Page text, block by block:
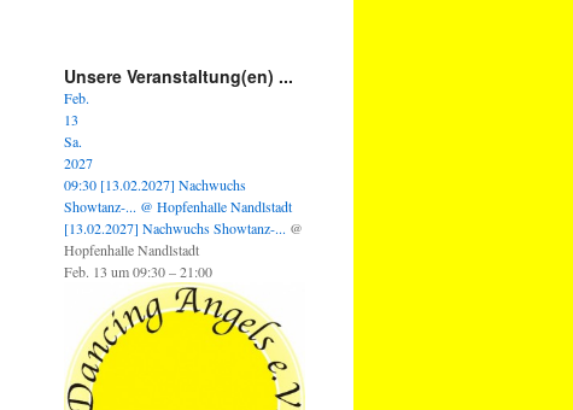
Unsere Veranstaltung(en) ...
Feb.
13
Sa.
2027
09:30 [13.02.2027] Nachwuchs
Showtanz-... @ Hopfenhalle Nandlstadt
[13.02.2027] Nachwuchs Showtanz-... @
Hopfenhalle Nandlstadt
Feb. 13 um 09:30 – 21:00